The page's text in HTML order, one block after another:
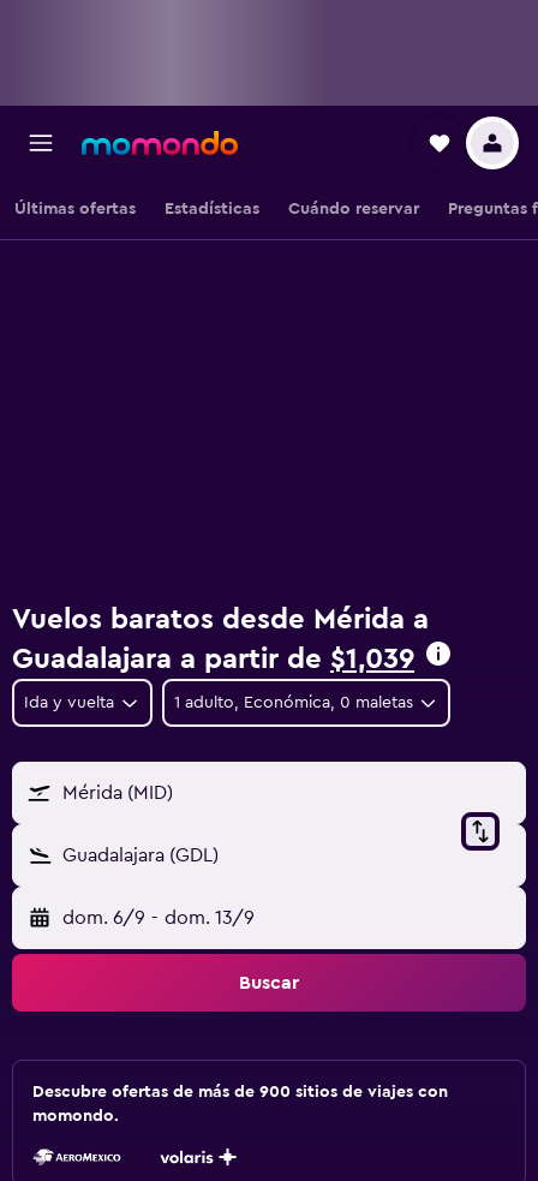
Últimas ofertas Estadísticas Cuándo reservar Preguntas
Vuelos baratos desde Mérida a
Guadalajara a partir de $1,039
Ida y vuelta 1 adulto, Económica, 0 maletas
Mérida (MID)
Guadalajara (GDL)
dom. 6/9 - dom. 13/9
Buscar
Descubre ofertas de más de 900 sitios de viajes con
momondo.